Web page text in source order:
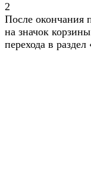
2
После окончания
на значок
перехода в